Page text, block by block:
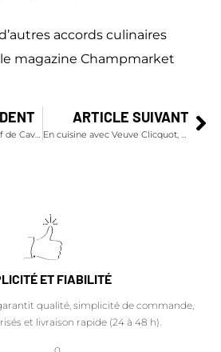
accords culinaires
magazine Champmarket
Julie Cavil, nouvelle Chef de Cave des champagnes Krug
ARTICLE SUIVANT
En cuisine avec Veuve Clicquot, Salade de rouget au caviar d’aubergine
ET FIABILITÉ
qualité, simplicité de commande,
et livraison rapide (24 à 48 h).